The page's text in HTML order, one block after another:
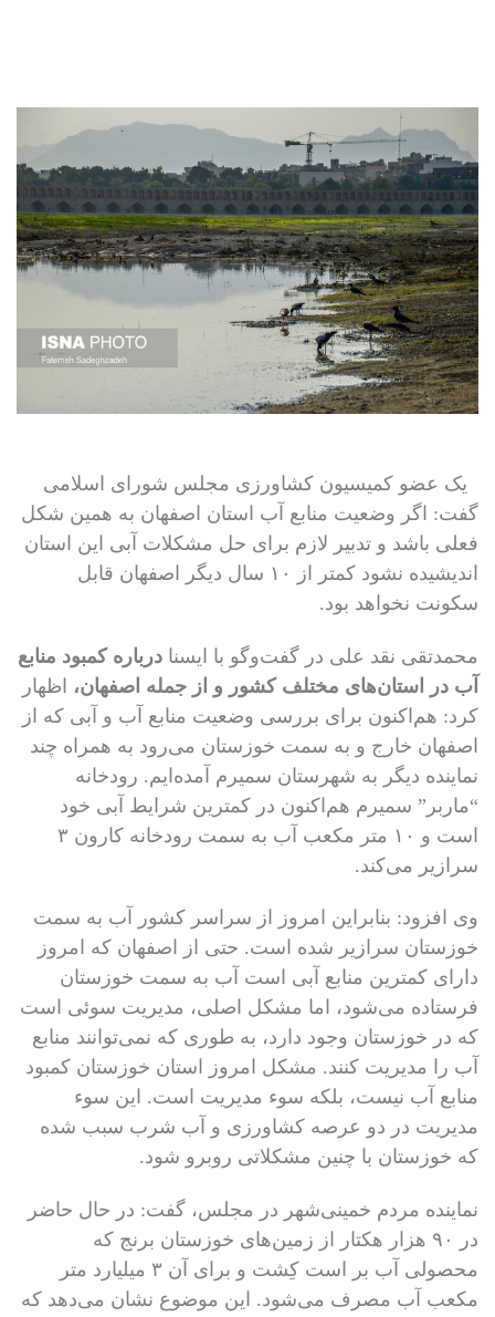
یک عضو کمیسیون کشاورزی مجلس شورای اسلامی
گفت: اگر وضعیت منابع آب استان اصفهان به همین شکل
فعلی باشد و تدبیر لازم برای حل مشکلات آبی این استان
اندیشیده نشود کمتر از ۱۰ سال دیگر اصفهان قابل
سکونت نخواهد بود.
محمدتقی نقد علی در گفت‌وگو با ایسنا درباره کمبود منابع
آب در استان‌های مختلف کشور و از جمله اصفهان، اظهار
کرد: هم‌اکنون برای بررسی وضعیت منابع آب و آبی که از
اصفهان خارج و به سمت خوزستان می‌رود به همراه چند
نماینده دیگر به شهرستان سمیرم آمده‌ایم. رودخانه
“ماربر” سمیرم هم‌اکنون در کمترین شرایط آبی خود
است و ۱۰ متر مکعب آب به سمت رودخانه کارون ۳
سرازیر می‌کند.
وی افزود: بنابراین امروز از سراسر کشور آب به سمت
خوزستان سرازیر شده است. حتی از اصفهان که امروز
دارای کمترین منابع آبی است آب به سمت خوزستان
فرستاده می‌شود، اما مشکل اصلی، مدیریت سوئی است
که در خوزستان وجود دارد، به طوری که نمی‌توانند منابع
آب را مدیریت کنند. مشکل امروز استان خوزستان کمبود
منابع آب نیست، بلکه سوء مدیریت است. این سوء
مدیریت در دو عرصه کشاورزی و آب شرب سبب شده
که خوزستان با چنین مشکلاتی روبرو شود.
نماینده مردم خمینی‌شهر در مجلس، گفت: در حال حاضر
در ۹۰ هزار هکتار از زمین‌های خوزستان برنج که
محصولی آب بر است کِشت و برای آن ۳ میلیارد متر
مکعب آب مصرف می‌شود. این موضوع نشان می‌دهد که